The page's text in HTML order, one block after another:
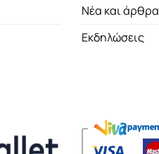
Νέα και άρθρα
Εκδηλώσεις